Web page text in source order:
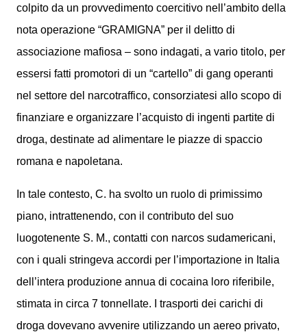
colpito da un provvedimento coercitivo nell’ambito della
nota operazione “GRAMIGNA” per il delitto di
associazione mafiosa – sono indagati, a vario titolo, per
essersi fatti promotori di un “cartello” di gang operanti
nel settore del narcotraffico, consorziatesi allo scopo di
finanziare e organizzare l’acquisto di ingenti partite di
droga, destinate ad alimentare le piazze di spaccio
romana e napoletana.
In tale contesto, C. ha svolto un ruolo di primissimo
piano, intrattenendo, con il contributo del suo
luogotenente S. M., contatti con narcos sudamericani,
con i quali stringeva accordi per l’importazione in Italia
dell’intera produzione annua di cocaina loro riferibile,
stimata in circa 7 tonnellate. I trasporti dei carichi di
droga dovevano avvenire utilizzando un aereo privato,